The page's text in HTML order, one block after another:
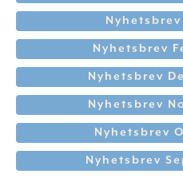
Nyhetsbrev
Nyhetsbrev
Nyhetsbrev
Nyhetsbrev
Nyhetsbrev